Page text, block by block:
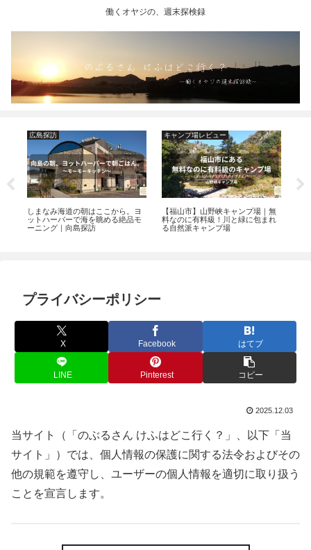
働くオヤジの、週末探検録
広島探訪
しまなみ海道の朝はここから。ヨ
ットハーバーで海を眺める絶品モ
ーニング｜向島探訪
キャンプ場レビュー
【福山市】山野峡キャンプ場｜無
料なのに有料級！川と緑に包まれ
る自然派キャンプ場
プライバシーポリシー
X Facebook はてブ
LINE Pinterest コピー
2025.12.03
当サイト（「のぶるさん けふはどこ行く？」、以下「当
サイト」）では、個人情報の保護に関する法令およびその
他の規範を遵守し、ユーザーの個人情報を適切に取り扱う
ことを宣言します。